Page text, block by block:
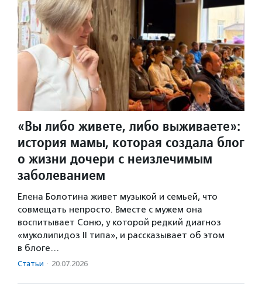
«Вы либо живете, либо выживаете»:
история мамы, которая создала блог
о жизни дочери с неизлечимым
заболеванием
Елена Болотина живет музыкой и семьей, что
совмещать непросто. Вместе с мужем она
воспитывает Соню, у которой редкий диагноз
«муколипидоз II типа», и рассказывает об этом
в блоге…
Статьи · 20.07.2026